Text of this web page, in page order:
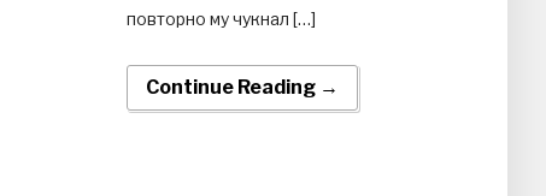
повторно му чукнал […]
Continue Reading →